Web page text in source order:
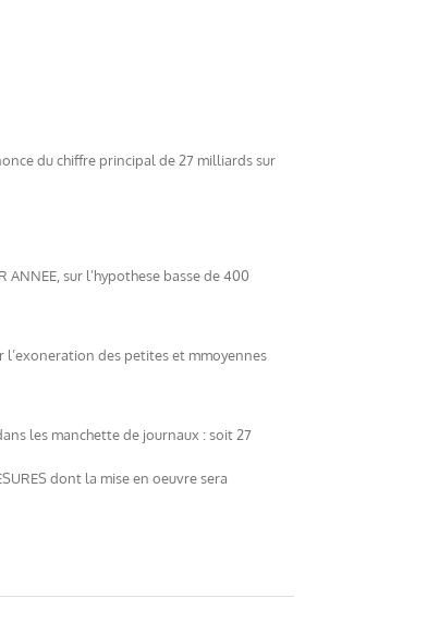
du chiffre principal de 27 milliards sur
sur l’hypothese basse de 400
l’exoneration des petites et mmoyennes
les manchette de journaux : soit 27
dont la mise en oeuvre sera